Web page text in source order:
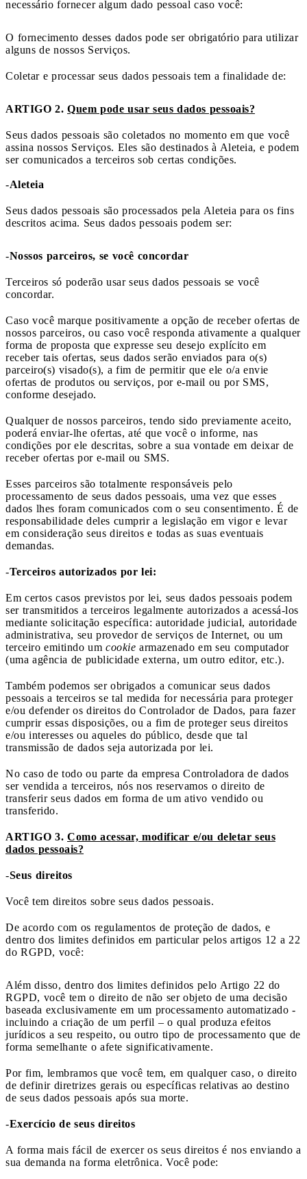
necessário fornecer algum dado pessoal caso você:
O fornecimento desses dados pode ser obrigatório para utilizar
alguns de nossos Serviços.
Coletar e processar seus dados pessoais tem a finalidade de:
ARTIGO 2. Quem pode usar seus dados pessoais?
Seus dados pessoais são coletados no momento em que você
assina nossos Serviços. Eles são destinados à Aleteia, e podem
ser comunicados a terceiros sob certas condições.
-Aleteia
Seus dados pessoais são processados pela Aleteia para os fins
descritos acima. Seus dados pessoais podem ser:
-Nossos parceiros, se você concordar
Terceiros só poderão usar seus dados pessoais se você
concordar.
Caso você marque positivamente a opção de receber ofertas de
nossos parceiros, ou caso você responda ativamente a qualquer
forma de proposta que expresse seu desejo explícito em
receber tais ofertas, seus dados serão enviados para o(s)
parceiro(s) visado(s), a fim de permitir que ele o/a envie
ofertas de produtos ou serviços, por e-mail ou por SMS,
conforme desejado.
Qualquer de nossos parceiros, tendo sido previamente aceito,
poderá enviar-lhe ofertas, até que você o informe, nas
condições por ele descritas, sobre a sua vontade em deixar de
receber ofertas por e-mail ou SMS.
Esses parceiros são totalmente responsáveis pelo
processamento de seus dados pessoais, uma vez que esses
dados lhes foram comunicados com o seu consentimento. É de
responsabilidade deles cumprir a legislação em vigor e levar
em consideração seus direitos e todas as suas eventuais
demandas.
-Terceiros autorizados por lei:
Em certos casos previstos por lei, seus dados pessoais podem
ser transmitidos a terceiros legalmente autorizados a acessá-los
mediante solicitação específica: autoridade judicial, autoridade
administrativa, seu provedor de serviços de Internet, ou um
terceiro emitindo um cookie armazenado em seu computador
(uma agência de publicidade externa, um outro editor, etc.).
Também podemos ser obrigados a comunicar seus dados
pessoais a terceiros se tal medida for necessária para proteger
e/ou defender os direitos do Controlador de Dados, para fazer
cumprir essas disposições, ou a fim de proteger seus direitos
e/ou interesses ou aqueles do público, desde que tal
transmissão de dados seja autorizada por lei.
No caso de todo ou parte da empresa Controladora de dados
ser vendida a terceiros, nós nos reservamos o direito de
transferir seus dados em forma de um ativo vendido ou
transferido.
ARTIGO 3. Como acessar, modificar e/ou deletar seus
dados pessoais?
-Seus direitos
Você tem direitos sobre seus dados pessoais.
De acordo com os regulamentos de proteção de dados, e
dentro dos limites definidos em particular pelos artigos 12 a 22
do RGPD, você:
Além disso, dentro dos limites definidos pelo Artigo 22 do
RGPD, você tem o direito de não ser objeto de uma decisão
baseada exclusivamente em um processamento automatizado -
incluindo a criação de um perfil – o qual produza efeitos
jurídicos a seu respeito, ou outro tipo de processamento que de
forma semelhante o afete significativamente.
Por fim, lembramos que você tem, em qualquer caso, o direito
de definir diretrizes gerais ou específicas relativas ao destino
de seus dados pessoais após sua morte.
-Exercício de seus direitos
A forma mais fácil de exercer os seus direitos é nos enviando a
sua demanda na forma eletrônica. Você pode: